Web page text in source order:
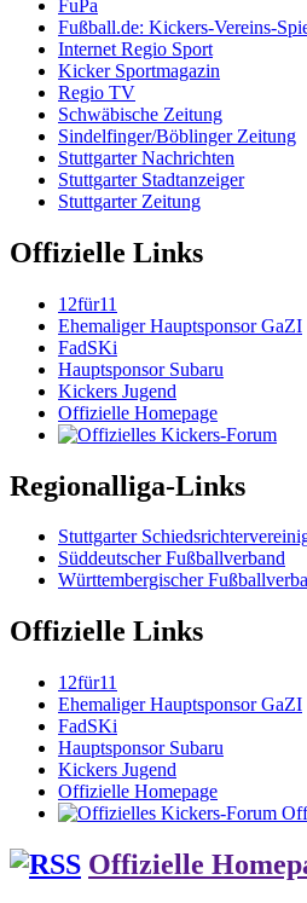
FuPa
Fußball.de: Kickers-Vereins-
Internet Regio Sport
Kicker Sportmagazin
Regio TV
Schwäbische Zeitung
Sindelfinger/Böblinger Zeitung
Stuttgarter Nachrichten
Stuttgarter Stadtanzeiger
Stuttgarter Zeitung
Offizielle Links
12für11
Ehemaliger Hauptsponsor GaZI
FadSKi
Hauptsponsor Subaru
Kickers Jugend
Offizielle Homepage
Regionalliga-Links
Stuttgarter
Süddeutscher Fußballverband
Württembergischer
Offizielle Links
12für11
Ehemaliger Hauptsponsor GaZI
FadSKi
Hauptsponsor Subaru
Kickers Jugend
Offizielle Homepage
Offizielle